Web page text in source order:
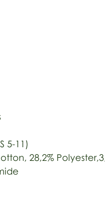
5-11)
28,2%